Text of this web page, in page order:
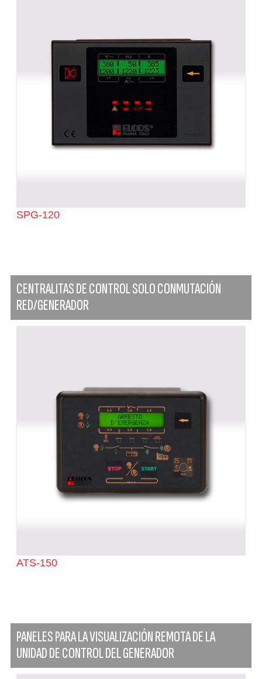
SPG-120
CENTRALITAS DE CONTROL SOLO CONMUTACIÓN
RED/GENERADOR
ATS-150
PANELES PARA LA VISUALIZACIÓN REMOTA DE LA
UNIDAD DE CONTROL DEL GENERADOR